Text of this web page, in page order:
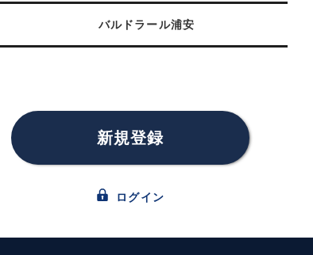
バルドラール浦安
新規登録
ログイン